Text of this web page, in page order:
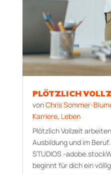
PLÖTZLICH
vonChris Sommer-
Karriere, Leben
Plötzlich Vollzeit
Ausbildung und im
STUDIOS -
beginnt für dich ein